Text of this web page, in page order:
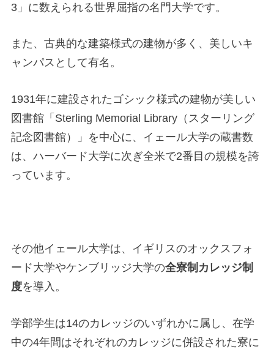
3」に数えられる世界屈指の名門大学です。
また、古典的な建築様式の建物が多く、美しいキ
ャンパスとして有名。
1931年に建設されたゴシック様式の建物が美しい
図書館「Sterling Memorial Library（スターリング
記念図書館）」を中心に、イェール大学の蔵書数
は、ハーバード大学に次ぎ全米で2番目の規模を誇
っています。
その他イェール大学は、イギリスのオックスフォ
ード大学やケンブリッジ大学の全寮制カレッジ制
度を導入。
学部学生は14のカレッジのいずれかに属し、在学
中の4年間はそれぞれのカレッジに併設された寮に